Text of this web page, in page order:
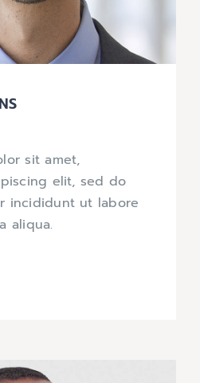
sit amet,
elit, sed do
incididunt ut labore
aliqua.